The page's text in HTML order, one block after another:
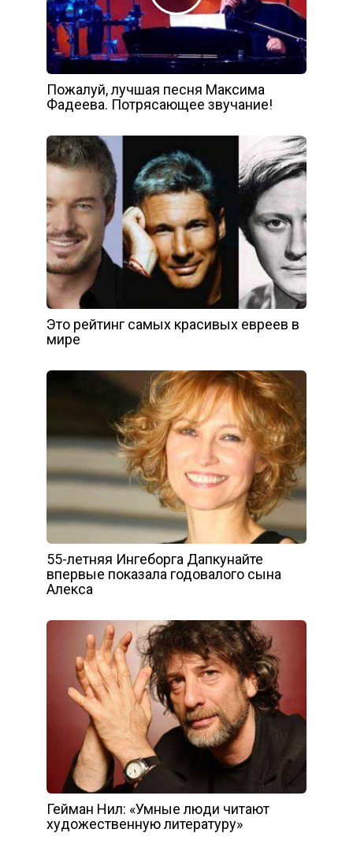
Пожалуй, лучшая песня Максима
Фадеева. Потрясающее звучание!
Это рейтинг caмых красивых евреев в
мире
55-летняя Ингеборга Дапкунайте
впервые показала годовалого сына
Алекса
Гейман Нил: «Умные люди читают
художественную литературу»